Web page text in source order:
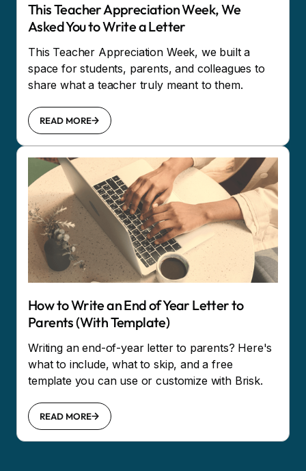
This Teacher Appreciation Week, We
Asked You to Write a Letter
This Teacher Appreciation Week, we built a
space for students, parents, and colleagues to
share what a teacher truly meant to them.
READ MORE
How to Write an End of Year Letter to
Parents (With Template)
Writing an end-of-year letter to parents? Here's
what to include, what to skip, and a free
template you can use or customize with Brisk.
READ MORE